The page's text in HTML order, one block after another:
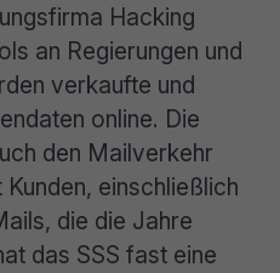
Hacking
an Regierungen und
verkaufte und
online. Die
den Mailverkehr
einschließlich
die die Jahre
das SSS fast eine